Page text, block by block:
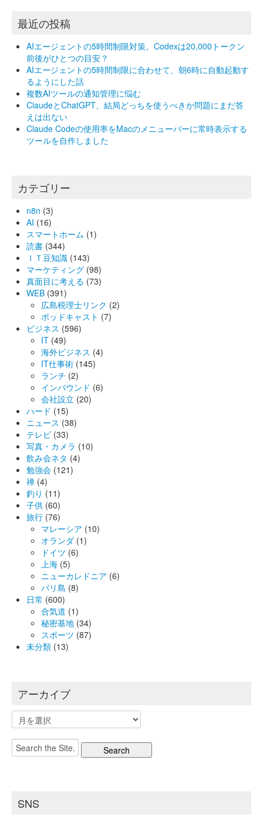
最近の投稿
AIエージェントの5時間制限対策。Codexは20,000トークン
前後がひとつの目安？
AIエージェントの5時間制限に合わせて、朝6時に自動起動す
るようにした話
複数AIツールの通知管理に悩む
ClaudeとChatGPT、結局どっちを使うべきか問題にまだ答
えは出ない
Claude Codeの使用率をMacのメニューバーに常時表示する
ツールを自作しました
カテゴリー
n8n (3)
AI (16)
スマートホーム (1)
読書 (344)
ＩＴ豆知識 (143)
マーケティング (98)
真面目に考える (73)
WEB (391)
広島税理士リンク (2)
ポッドキャスト (7)
ビジネス (596)
IT (49)
海外ビジネス (4)
IT仕事術 (145)
ランチ (2)
インバウンド (6)
会社設立 (20)
ハード (15)
ニュース (38)
テレビ (33)
写真・カメラ (10)
飲み会ネタ (4)
勉強会 (121)
禅 (4)
釣り (11)
子供 (60)
旅行 (76)
マレーシア (10)
オランダ (1)
ドイツ (6)
上海 (5)
ニューカレドニア (6)
バリ島 (8)
日常 (600)
合気道 (1)
秘密基地 (34)
スポーツ (87)
未分類 (13)
アーカイブ
ア
ー
カ
イ
Search
for:
SNS